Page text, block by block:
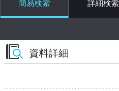
簡易検索 詳細検索
資料詳細